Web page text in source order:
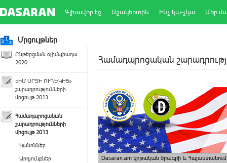
Գլխավոր էջ Աշակերտին Ինչ կա-չկա Մեր
Մրցույթներ
Ընթերցման օլիմպիադա
2020
«ԻՄ ՍՐՏԻ ՈՒՂԵԿԻՑ»
շարադրությունների
մրցույթ 2013
Համադպրոցական
շարադրությունների
մրցույթ 2013
Կանոններ
Արդյունքներ
Համադպրոցական